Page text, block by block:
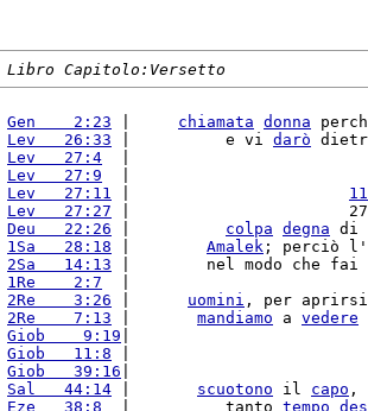
Libro Capitolo:Versetto
Gen    2:23 chiamata donna
Lev   26:33 |          e vi darò
Lev   27:4
Lev   27:9
Lev   27:11
11
Lev   27:27 |                       27
Deu   22:26 colpa degna di
1Sa   28:18 Amalek ; perciò l'
2Sa   14:13 |        nel modo che fai
1Re    2:7
2Re    3:26 uomini , per
2Re    7:13 mandiamo a vedere
Giob    9:19
Giob   11:8
Giob   39:16
Sal   44:14 scuotono il capo ,
Eze   38:8
  |          tanto
tempo